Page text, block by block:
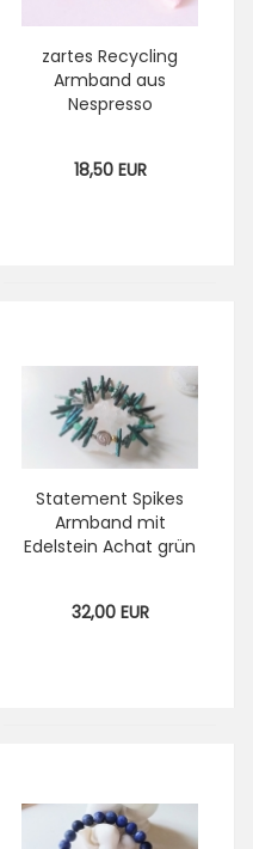
zartes Recycling
Armband aus
Nespresso
koralle
18,50 EUR
Statement Spikes
Armband mit
Edelstein Achat grün
Kaffeekapseln
32,00 EUR